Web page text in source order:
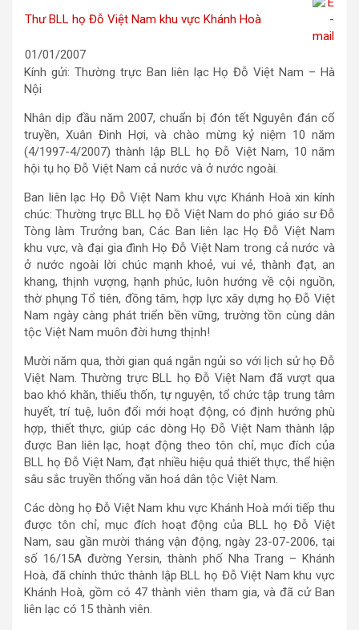
Thư BLL họ Đỗ Việt Nam khu vực Khánh Hoà
01/01/2007
Kính gửi: Thường trực Ban liên lạc Họ Đỗ Việt Nam – Hà
Nội
Nhân dịp đầu năm 2007, chuẩn bị đón tết Nguyên đán cổ
truyền, Xuân Đinh Hợi, và chào mừng kỷ niệm 10 năm
(4/1997-4/2007) thành lập BLL họ Đỗ Việt Nam, 10 năm
hội tụ họ Đỗ Việt Nam cả nước và ở nước ngoài.
Ban liên lạc Họ Đỗ Việt Nam khu vực Khánh Hoà xin kính
chúc: Thường trực BLL họ Đỗ Việt Nam do phó giáo sư Đỗ
Tòng làm Trưởng ban, Các Ban liên lạc Họ Đỗ Việt Nam
khu vực, và đại gia đình Họ Đỗ Việt Nam trong cả nước và
ở nước ngoài lời chúc mạnh khoẻ, vui vẻ, thành đạt, an
khang, thịnh vượng, hạnh phúc, luôn hướng về cội nguồn,
thờ phụng Tổ tiên, đồng tâm, hợp lực xây dựng họ Đỗ Việt
Nam ngày càng phát triển bền vững, trường tồn cùng dân
tộc Việt Nam muôn đời hưng thịnh!
Mười năm qua, thời gian quá ngắn ngủi so với lịch sử họ Đỗ
Việt Nam. Thường trực BLL họ Đỗ Việt Nam đã vượt qua
bao khó khăn, thiếu thốn, tự nguyện, tổ chức tập trung tâm
huyết, trí tuệ, luôn đổi mới hoạt động, có định hướng phù
hợp, thiết thực, giúp các dòng Họ Đỗ Việt Nam thành lập
được Ban liên lạc, hoạt động theo tôn chỉ, mục đích của
BLL họ Đỗ Việt Nam, đạt nhiều hiệu quả thiết thực, thể hiện
sâu sắc truyền thống văn hoá dân tộc Việt Nam.
Các dòng họ Đỗ Việt Nam khu vực Khánh Hoà mới tiếp thu
được tôn chỉ, mục đích hoạt động của BLL họ Đỗ Việt
Nam, sau gần mười tháng vận động, ngày 23-07-2006, tại
số 16/15A đường Yersin, thành phố Nha Trang – Khánh
Hoà, đã chính thức thành lập BLL họ Đỗ Việt Nam khu vực
Khánh Hoà, gồm có 47 thành viên tham gia, và đã cử Ban
liên lạc có 15 thành viên.